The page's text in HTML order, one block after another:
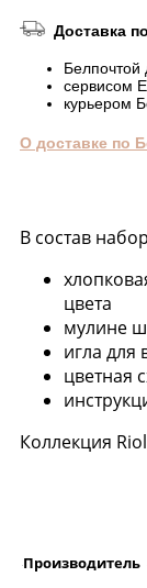
Доставка
Белпочтой
сервисом
курьером
О доставке по
В состав
цвета
мулине
игла
цветная
Коллекция
Производитель